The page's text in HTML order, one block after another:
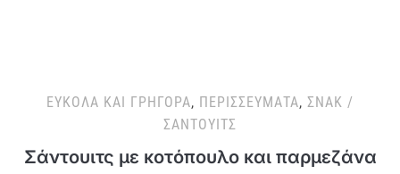
ΕΎΚΟΛΑ ΚΑΙ ΓΡΉΓΟΡΑ, ΠΕΡΙΣΣΕΎΜΑΤΑ, ΣΝΑΚ /
ΣΆΝΤΟΥΙΤΣ
Σάντουιτς με κοτόπουλο και παρμεζάνα